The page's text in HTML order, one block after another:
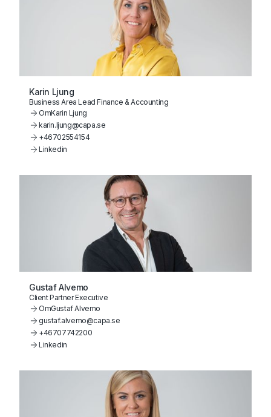
Karin Ljung
Business Area Lead Finance & Accounting
OmKarin Ljung
karin.ljung@capa.se
+46702554154
Linkedin
Gustaf Alvemo
Client Partner Executive
OmGustaf Alvemo
gustaf.alvemo@capa.se
+46707742200
Linkedin